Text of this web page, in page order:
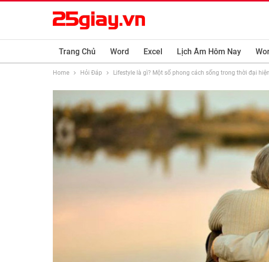
Trang Chủ Word Excel Lịch Âm Hôm Nay
Home Hỏi Đáp Lifestyle là gì? Một số phong cách sống trong thời đại